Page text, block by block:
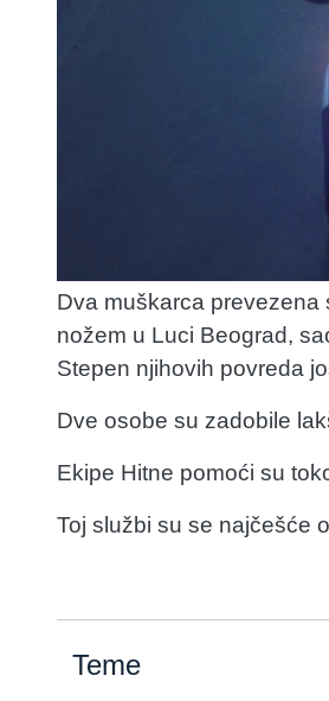
Dva muškarca prevezena
nožem u Luci Beograd,
Stepen njihovih povreda
Dve osobe su zadobile
Ekipe Hitne pomoći su
Toj službi su se najčešće
Teme